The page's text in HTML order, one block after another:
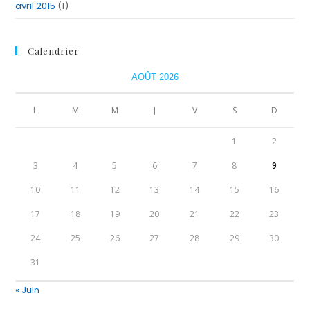
avril 2015 (1)
Calendrier
AOÛT 2026
L M M J V S D
1 2
3 4 5 6 7 8 9
10 11 12 13 14 15 16
17 18 19 20 21 22 23
24 25 26 27 28 29 30
31
« Juin